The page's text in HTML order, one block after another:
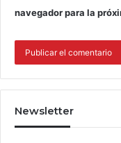
navegador para la
Newsletter